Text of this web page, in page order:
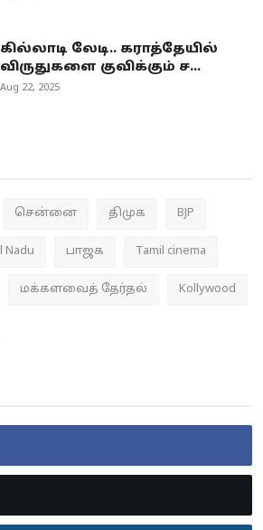
கில்லாடி லேடி.. கராத்தேயில்
விருதுகளை குவிக்கும் ச...
Aug 22, 2025
சென்னை திமுக BJP
Nadu பாஜக Tamil cinema
மக்களவைத் தேர்தல் Kollywood